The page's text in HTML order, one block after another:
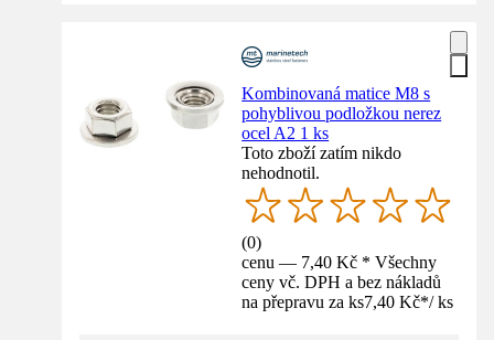
Kombinovaná matice M8 s
pohyblivou podložkou nerez
ocel A2 1 ks
Toto zboží zatím nikdo
nehodnotil.
(0)
cenu — 7,40 Kč * Všechny
ceny vč. DPH a bez nákladů
na přepravu za ks7,40 Kč*/ ks